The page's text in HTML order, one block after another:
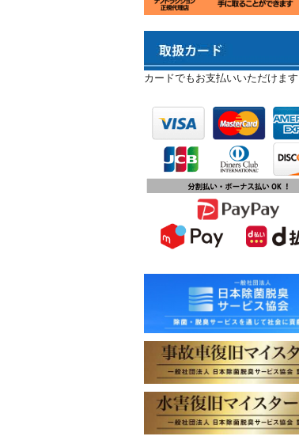
車のドアロック修理の料金と作業
ャンス！X（旧Twitter）キャンペ
2023.10.21
秋田県の「能代ポータル」にて得
隊を紹介いただきました
第15回ふじみ野市産業まつりに
します
2023.10.09
チバテレビ「チバテレ稼ぐ力養
座・講座会員インタビュー」で弊
代表 大屋のインタビューが紹介さ
2023.09.27
2023年10月1日オープン！
カードでもお支払いいただけます